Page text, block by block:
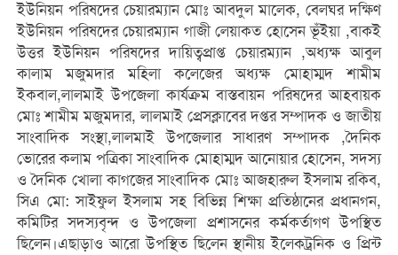
ইউনিয়ন পরিষদের চেয়ারম্যান মোঃ আবদুল মালেক, বেলঘর দক্ষিণ
ইউনিয়ন পরিষদের চেয়ারম্যান গাজী লেয়াকত হোসেন ভূঁইয়া ,বাকই
উত্তর ইউনিয়ন পরিষদের দায়িত্বপ্র‍াপ্ত চেয়ারম্যান ,অধ্যক্ষ আবুল
কালাম মজুমদার মহিলা কলেজের অধ্যক্ষ মোহাম্মদ শামীম
ইকবাল,লালমাই উপজেলা কার্যক্র‍ম বাস্তবায়ন পরিষদের আহবায়ক
মোঃ শামীম মজুমদার, লালমাই প্রেসক্লাবের দপ্তর সম্পাদক ও জাতীয়
সাংবাদিক সংস্থা,লালমাই উপজেলার সাধারণ সম্পাদক ,দৈনিক
ভোরের কলাম পত্রিকা সাংবাদিক মোহাম্মদ আনোয়ার হোসেন, সদস্য
ও দৈনিক খোলা কাগজের সাংবাদিক মোঃ আজহারুল ইসলাম রকিব,
সিএ মো: সাইফুল ইসলাম সহ বিভিন্ন শিক্ষা প্রতিষ্ঠানের প্রধানগন,
কমিটির সদস্যবৃন্দ ও উপজেলা প্রশাসনের কর্মকর্তাগণ উপস্থিত
ছিলেন।এছাড়াও আরো উপস্থিত ছিলেন স্থানীয় ইলেকট্রনিক ও প্রিন্ট